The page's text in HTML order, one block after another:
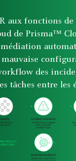
aux fonctions
de Prisma™
mauvaise
des
tâches entre les